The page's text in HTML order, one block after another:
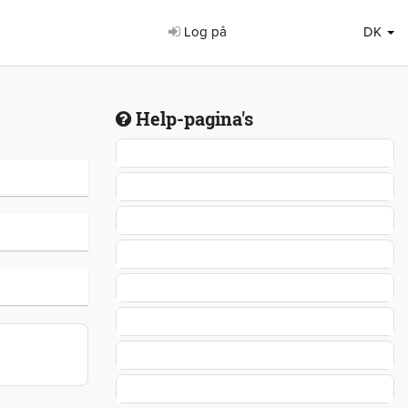
Log på DK
Help-pagina's